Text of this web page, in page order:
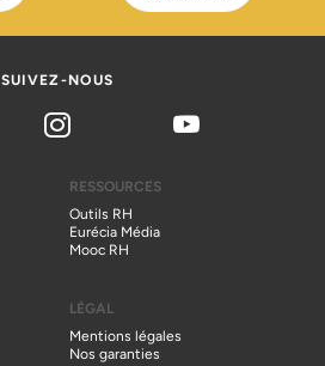
SUIVEZ-NOUS
Instagram Youtube
RESSOURCES
Outils RH
Eurécia Média
Mooc RH
LÉGAL
Mentions légales
Nos garanties